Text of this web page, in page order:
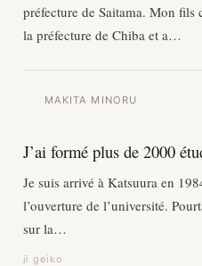
préfecture de Saitama. Mon fils
la préfecture de Chiba et a…
MAKITA MINORU
J’ai formé plus de 2000
Je suis arrivé à Katsuura en
l’ouverture de l’université.
sur la…
ji geiko